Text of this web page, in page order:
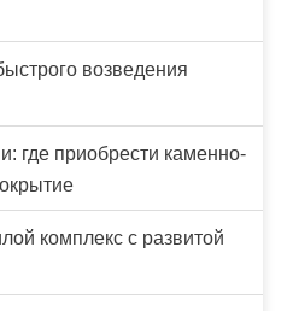
возведения
где приобрести каменно-
комплекс с развитой